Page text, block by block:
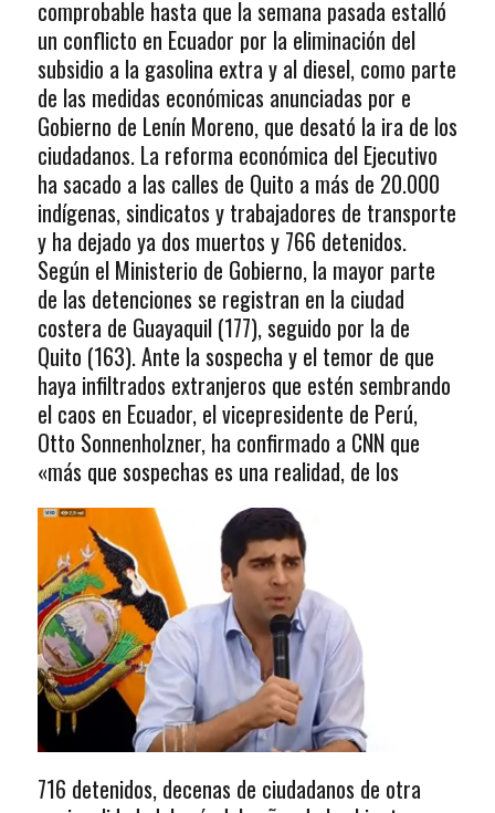
comprobable hasta que la semana pasada estalló
un conflicto en Ecuador por la eliminación del
subsidio a la gasolina extra y al diesel, como parte
de las medidas económicas anunciadas por e
Gobierno de Lenín Moreno, que desató la ira de los
ciudadanos. La reforma económica del Ejecutivo
ha sacado a las calles de Quito a más de 20.000
indígenas, sindicatos y trabajadores de transporte
y ha dejado ya dos muertos y 766 detenidos.
Según el Ministerio de Gobierno, la mayor parte
de las detenciones se registran en la ciudad
costera de Guayaquil (177), seguido por la de
Quito (163). Ante la sospecha y el temor de que
haya infiltrados extranjeros que estén sembrando
el caos en Ecuador, el vicepresidente de Perú,
Otto Sonnenholzner, ha confirmado a CNN que
«más que sospechas es una realidad, de los
716 detenidos, decenas de ciudadanos de otra